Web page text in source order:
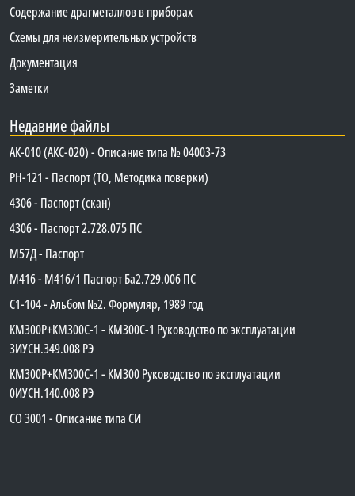
Содержание драгметаллов в приборах
Схемы для неизмерительных устройств
Документация
Заметки
Недавние файлы
АК-010 (АКС-020) - Описание типа № 04003-73
PH-121 - Паспорт (ТО, Методика поверки)
4306 - Паспорт (скан)
4306 - Паспорт 2.728.075 ПС
М57Д - Паспорт
М416 - М416/1 Паспорт Ба2.729.006 ПС
C1-104 - Альбом №2. Формуляр, 1989 год
КМ300Р+КМ300С-1 - КМ300C-1 Руководство по эксплуатации
3ИУСН.349.008 РЭ
КМ300Р+КМ300С-1 - КМ300 Руководство по эксплуатации
0ИУСН.140.008 РЭ
СО 3001 - Описание типа СИ